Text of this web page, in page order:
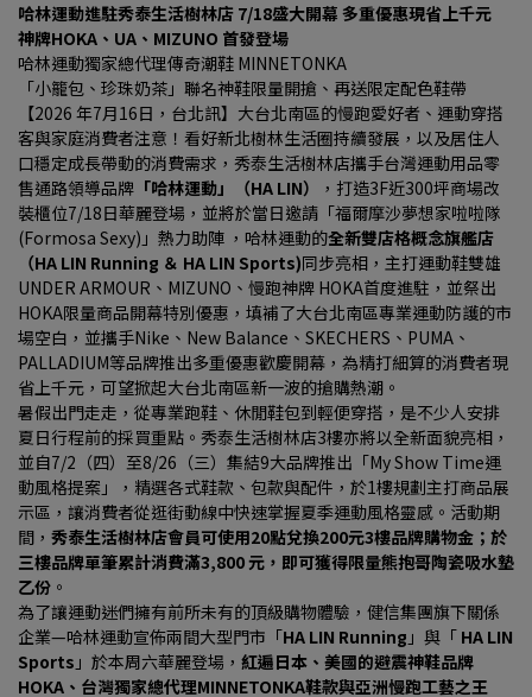
哈林運動進駐秀泰生活樹林店 7/18盛大開幕 多重優惠現省上千元
神牌HOKA、UA、MIZUNO 首發登場
哈林運動獨家總代理傳奇潮鞋 MINNETONKA
「小籠包、珍珠奶茶」聯名神鞋限量開搶、再送限定配色鞋帶
【2026 年7月16日，台北訊】大台北南區的慢跑愛好者、運動穿搭
客與家庭消費者注意！看好新北樹林生活圈持續發展，以及居住人
口穩定成長帶動的消費需求，秀泰生活樹林店攜手台灣運動用品零
售通路領導品牌 「哈林運動」（HA LIN）
，打造3F近300坪商場改
裝櫃位7/18日華麗登場，並將於當日邀請「福爾摩沙夢想家啦啦隊
(Formosa Sexy)」熱力助陣 ，哈林運動的全新雙店格概念旗艦店
（HA LIN Running ＆ HA LIN Sports)同步亮相，主打運動鞋雙雄
UNDER ARMOUR、MIZUNO、慢跑神牌 HOKA首度進駐，並祭出
HOKA限量商品開幕特別優惠，填補了大台北南區專業運動防護的市
場空白，並攜手Nike、New Balance、SKECHERS、PUMA、
PALLADIUM等品牌推出多重優惠歡慶開幕，為精打細算的消費者現
省上千元，可望掀起大台北南區新一波的搶購熱潮。
暑假出門走走，從專業跑鞋、休閒鞋包到輕便穿搭，是不少人安排
夏日行程前的採買重點。秀泰生活樹林店3樓亦將以全新面貌亮相，
並自7/2（四）至8/26（三）集結9大品牌推出「My Show Time運
動風格提案」，精選各式鞋款、包款與配件，於1樓規劃主打商品展
示區，讓消費者從逛街動線中快速掌握夏季運動風格靈感。活動期
間， 秀泰生活樹林店會員可使用20點兌換200元3樓品牌購物金；於
三樓品牌單筆累計消費滿3,800 元，即可獲得限量熊抱哥陶瓷吸水墊
乙份 。
為了讓運動迷們擁有前所未有的頂級購物體驗，健信集團旗下關係
企業—哈林運動宣佈兩間大型門市「HA LIN Running 」與「 HA LIN
Sports 」於本周六華麗登場， 紅遍日本、美國的避震神鞋品牌
HOKA、台灣獨家總代理MINNETONKA鞋款與亞洲慢跑工藝之王